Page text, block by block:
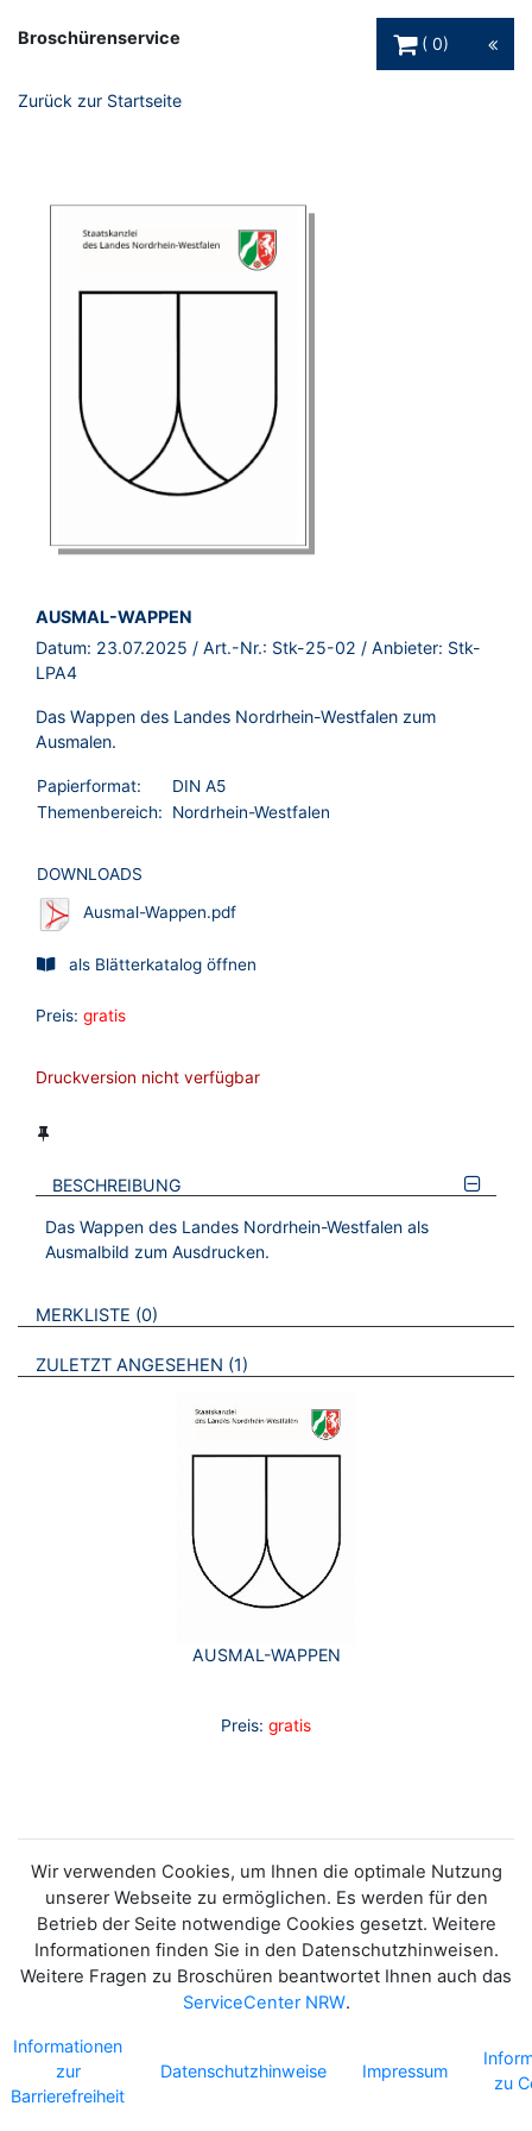
Broschürenservice
0
Zurück zur Startseite
BROSCHÜRE:
AUSMAL-WAPPEN
Datum: 23.07.2025 / Art.-Nr.: Stk-25-02 / Anbieter: Stk-
LPA4
Das Wappen des Landes Nordrhein-Westfalen zum
Ausmalen.
Papierformat:
DIN A5
Themenbereich:
Nordrhein-Westfalen
DOWNLOADS
Ausmal-Wappen.pdf
als Blätterkatalog öffnen
Preis: gratis
Druckversion nicht verfügbar
BESCHREIBUNG
Das Wappen des Landes Nordrhein-Westfalen als
Ausmalbild zum Ausdrucken.
VERWEISE AUF VERMERKTE- ODER ZULETZT ANGESEHENE
MERKLISTE 0 BROSCHÜREN
ZULETZT ANGESEHEN 1 BROSCHÜREN
AUSMAL-WAPPEN
Preis: gratis
Wir verwenden Cookies, um Ihnen die optimale Nutzung
unserer Webseite zu ermöglichen. Es werden für den
Betrieb der Seite notwendige Cookies gesetzt. Weitere
Informationen finden Sie in den Datenschutzhinweisen.
Weitere Fragen zu Broschüren beantwortet Ihnen auch das
ServiceCenter NRW.
Informationen
zur
Barrierefreiheit
Datenschutzhinweise Impressum
zu